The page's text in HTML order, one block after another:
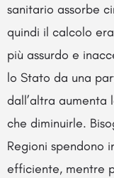
sanitario assorbe
quindi il calcolo
più assurdo e
lo Stato da una
dall’altra aumenta
che diminuirle.
Regioni spendono
efficiente, mentre